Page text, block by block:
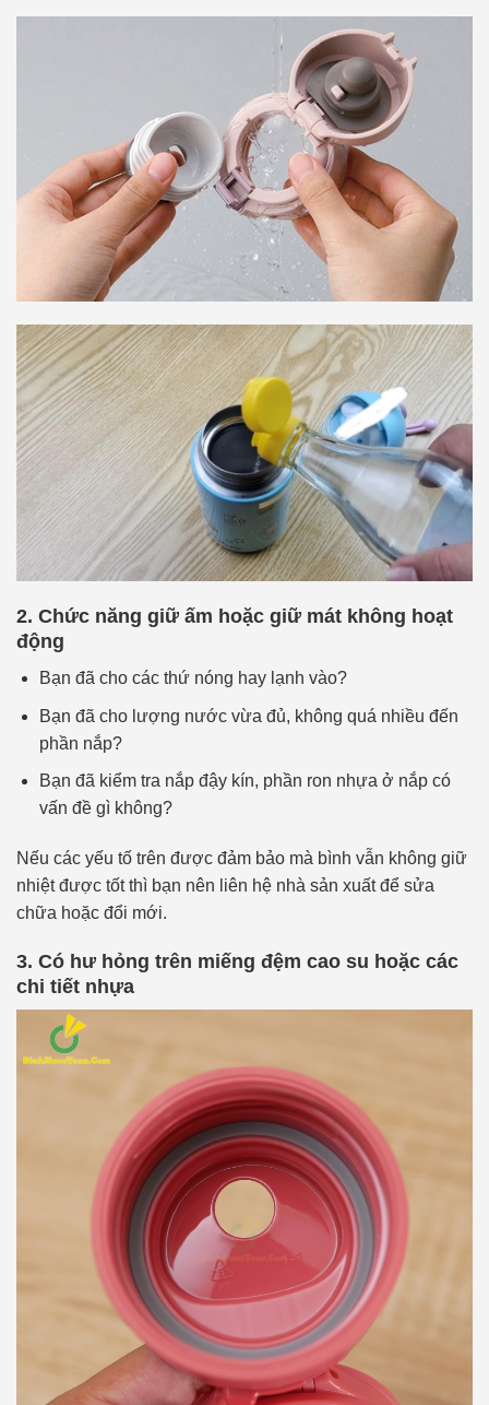
2. Chức năng giữ ấm hoặc giữ mát không hoạt
động
Bạn đã cho các thứ nóng hay lạnh vào?
Bạn đã cho lượng nước vừa đủ, không quá nhiều đến
phần nắp?
Bạn đã kiểm tra nắp đậy kín, phần ron nhựa ở nắp có
vấn đề gì không?
Nếu các yếu tố trên được đảm bảo mà bình vẫn không giữ
nhiệt được tốt thì bạn nên liên hệ nhà sản xuất để sửa
chữa hoặc đổi mới.
3. Có hư hỏng trên miếng đệm cao su hoặc các
chi tiết nhựa